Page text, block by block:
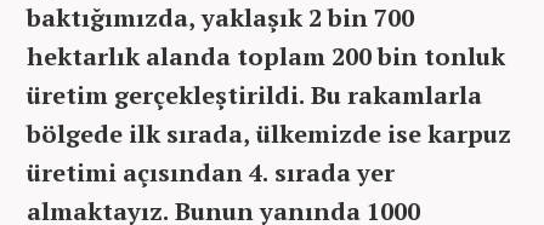
baktığımızda, yaklaşık 2 bin 700
hektarlık alanda toplam 200 bin tonluk
üretim gerçekleştirildi. Bu rakamlarla
bölgede ilk sırada, ülkemizde ise karpuz
üretimi açısından 4. sırada yer
almaktayız. Bunun yanında 1000